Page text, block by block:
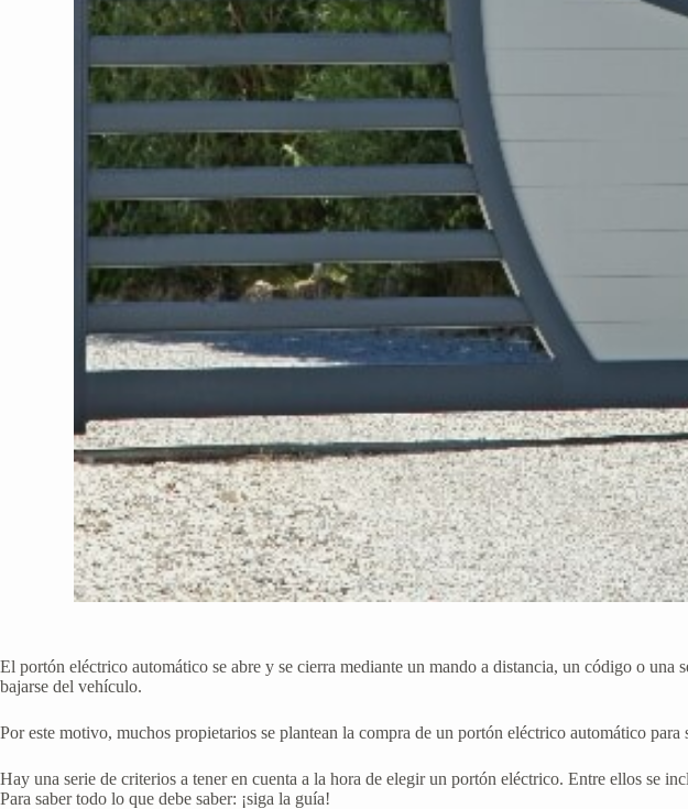
El portón eléctrico automático se abre y se cierra mediante un mando a distancia, un código o
bajarse del vehículo.
Por este motivo, muchos propietarios se plantean la compra de un portón eléctrico automático para
Hay una serie de criterios a tener en cuenta a la hora de elegir un portón eléctrico. Entre ellos se
Para saber todo lo que debe saber: ¡siga la guía!